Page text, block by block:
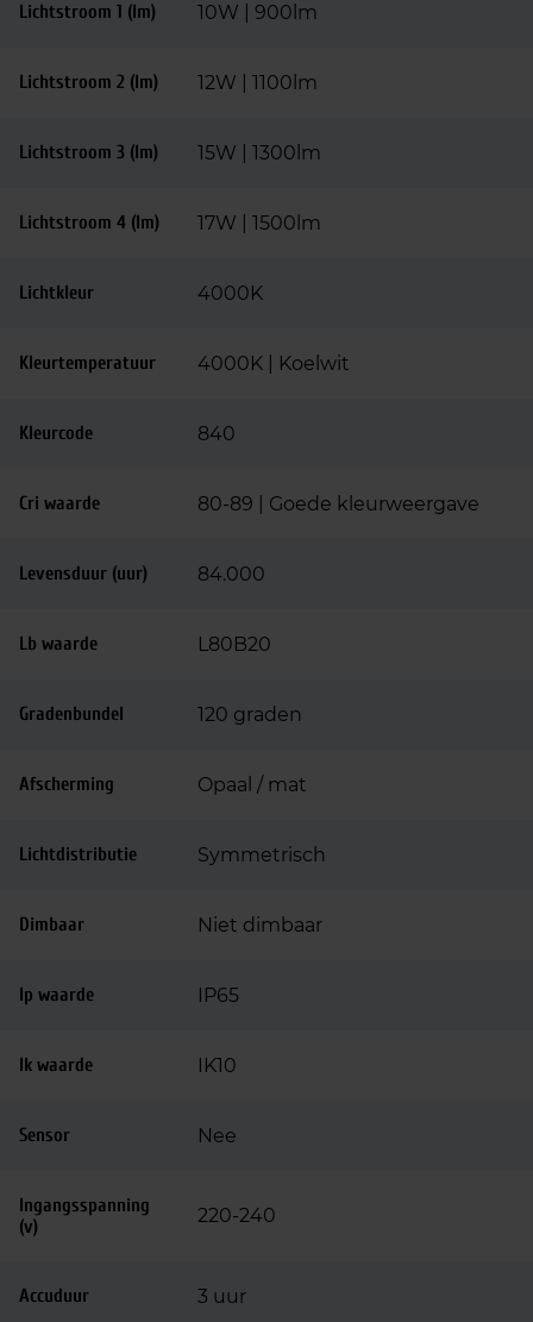
Lichtstroom 1 (lm) 10W | 900lm
Lichtstroom 2 (lm) 12W | 1100lm
Lichtstroom 3 (lm) 15W | 1300lm
Lichtstroom 4 (lm) 17W | 1500lm
Lichtkleur 4000K
Kleurtemperatuur 4000K | Koelwit
Kleurcode 840
Cri waarde 80-89 | Goede kleurweergave
Levensduur (uur) 84.000
Lb waarde L80B20
Gradenbundel 120 graden
Afscherming Opaal / mat
Lichtdistributie Symmetrisch
Dimbaar Niet dimbaar
Ip waarde IP65
Ik waarde IK10
Sensor Nee
Ingangsspanning
(v)
220-240
Accuduur 3 uur